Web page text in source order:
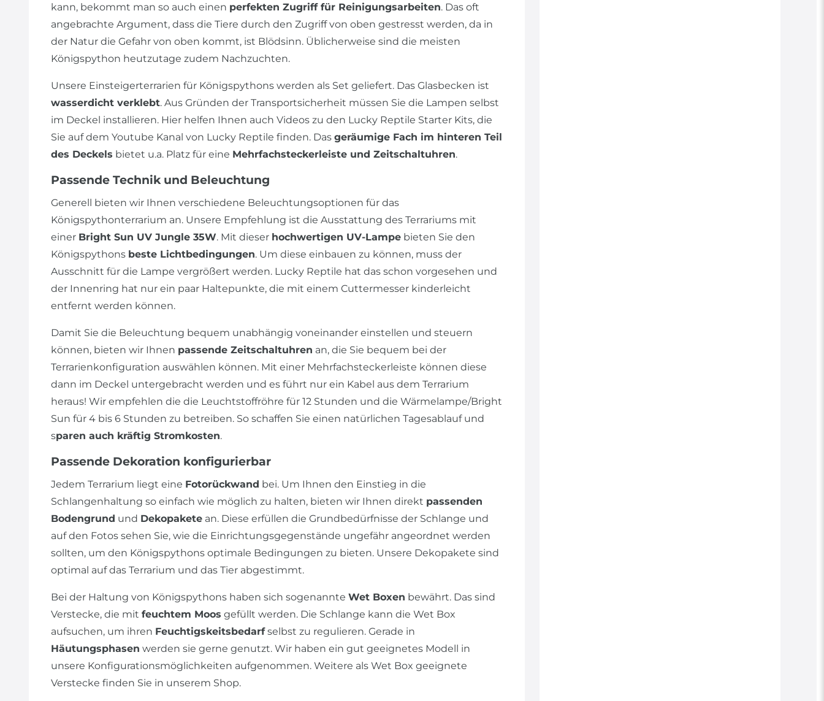
kann, bekommt man so auch einen perfekten Zugriff für Reinigungsarbeiten. Das oft
angebrachte Argument, dass die Tiere durch den Zugriff von oben gestresst werden, da in
der Natur die Gefahr von oben kommt, ist Blödsinn. Üblicherweise sind die meisten
Königspython heutzutage zudem Nachzuchten.
Unsere Einsteigerterrarien für Königspythons werden als Set geliefert. Das Glasbecken ist
wasserdicht verklebt. Aus Gründen der Transportsicherheit müssen Sie die Lampen selbst
im Deckel installieren. Hier helfen Ihnen auch Videos zu den Lucky Reptile Starter Kits, die
Sie auf dem Youtube Kanal von Lucky Reptile finden. Das geräumige Fach im hinteren Teil
des Deckels bietet u.a. Platz für eine Mehrfachsteckerleiste und Zeitschaltuhren.
Passende Technik und Beleuchtung
Generell bieten wir Ihnen verschiedene Beleuchtungsoptionen für das
Königspythonterrarium an. Unsere Empfehlung ist die Ausstattung des Terrariums mit
einer Bright Sun UV Jungle 35W. Mit dieser hochwertigen UV-Lampe bieten Sie den
Königspythons beste Lichtbedingungen. Um diese einbauen zu können, muss der
Ausschnitt für die Lampe vergrößert werden. Lucky Reptile hat das schon vorgesehen und
der Innenring hat nur ein paar Haltepunkte, die mit einem Cuttermesser kinderleicht
entfernt werden können.
Damit Sie die Beleuchtung bequem unabhängig voneinander einstellen und steuern
können, bieten wir Ihnen passende Zeitschaltuhren an, die Sie bequem bei der
Terrarienkonfiguration auswählen können. Mit einer Mehrfachsteckerleiste können diese
dann im Deckel untergebracht werden und es führt nur ein Kabel aus dem Terrarium
heraus! Wir empfehlen die die Leuchtstoffröhre für 12 Stunden und die Wärmelampe/Bright
Sun für 4 bis 6 Stunden zu betreiben. So schaffen Sie einen natürlichen Tagesablauf und
sparen auch kräftig Stromkosten.
Passende Dekoration konfigurierbar
Jedem Terrarium liegt eine Fotorückwand bei. Um Ihnen den Einstieg in die
Schlangenhaltung so einfach wie möglich zu halten, bieten wir Ihnen direkt passenden
Bodengrund und Dekopakete an. Diese erfüllen die Grundbedürfnisse der Schlange und
auf den Fotos sehen Sie, wie die Einrichtungsgegenstände ungefähr angeordnet werden
sollten, um den Königspythons optimale Bedingungen zu bieten. Unsere Dekopakete sind
optimal auf das Terrarium und das Tier abgestimmt.
Bei der Haltung von Königspythons haben sich sogenannte Wet Boxen bewährt. Das sind
Verstecke, die mit feuchtem Moos gefüllt werden. Die Schlange kann die Wet Box
aufsuchen, um ihren Feuchtigskeitsbedarfselbst zu regulieren. Gerade in
Häutungsphasen werden sie gerne genutzt. Wir haben ein gut geeignetes Modell in
unsere Konfigurationsmöglichkeiten aufgenommen. Weitere als Wet Box geeignete
Verstecke finden Sie in unserem Shop.